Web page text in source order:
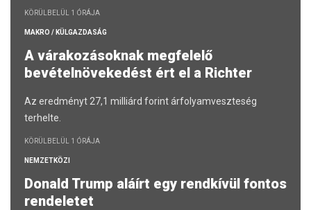
KÖRÜLBELÜL 1 ÓRÁJA
MAKRO / KÜLGAZDASÁG
A várakozásoknak megfelelő
bevételnövekedést ért el a Richter
Az eredményt 27,1 milliárd forint árfolyamveszteség
terhelte.
KÖRÜLBELÜL 1 ÓRÁJA
NEMZETKÖZI
Donald Trump aláírt egy rendkívül fontos
rendeletet